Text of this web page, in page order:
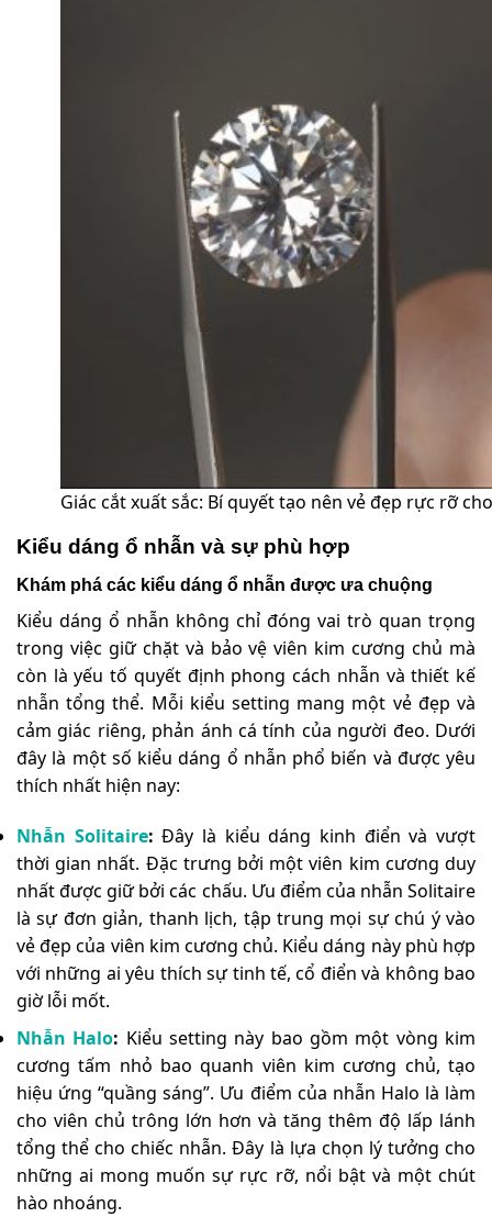
Giác cắt xuất sắc: Bí quyết tạo nên vẻ đẹp rực rỡ
Kiểu dáng ổ nhẫn và sự phù hợp
Khám phá các kiểu dáng ổ nhẫn được ưa chuộng
Kiểu dáng ổ nhẫn không chỉ đóng vai trò quan trọng
trong việc giữ chặt và bảo vệ viên kim cương chủ mà
còn là yếu tố quyết định phong cách nhẫn và thiết kế
nhẫn tổng thể. Mỗi kiểu setting mang một vẻ đẹp và
cảm giác riêng, phản ánh cá tính của người đeo. Dưới
đây là một số kiểu dáng ổ nhẫn phổ biến và được yêu
thích nhất hiện nay:
Nhẫn Solitaire: Đây là kiểu dáng kinh điển và vượt
thời gian nhất. Đặc trưng bởi một viên kim cương duy
nhất được giữ bởi các chấu. Ưu điểm của nhẫn Solitaire
là sự đơn giản, thanh lịch, tập trung mọi sự chú ý vào
vẻ đẹp của viên kim cương chủ. Kiểu dáng này phù hợp
với những ai yêu thích sự tinh tế, cổ điển và không bao
giờ lỗi mốt.
Nhẫn Halo: Kiểu setting này bao gồm một vòng kim
cương tấm nhỏ bao quanh viên kim cương chủ, tạo
hiệu ứng “quầng sáng”. Ưu điểm của nhẫn Halo là làm
cho viên chủ trông lớn hơn và tăng thêm độ lấp lánh
tổng thể cho chiếc nhẫn. Đây là lựa chọn lý tưởng cho
những ai mong muốn sự rực rỡ, nổi bật và một chút
hào nhoáng.